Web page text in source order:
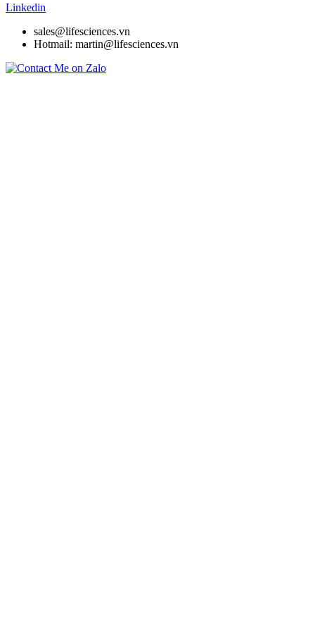
Linkedin
sales@lifesciences.vn
Hotmail: martin@lifesciences.vn